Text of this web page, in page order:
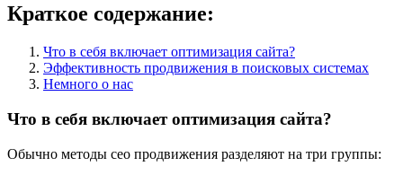
Краткое содержание:
Что в себя включает оптимизация сайта?
Эффективность продвижения в поисковых системах
Немного о нас
Что в себя включает оптимизация сайта?
Обычно методы сео продвижения разделяют на три группы: